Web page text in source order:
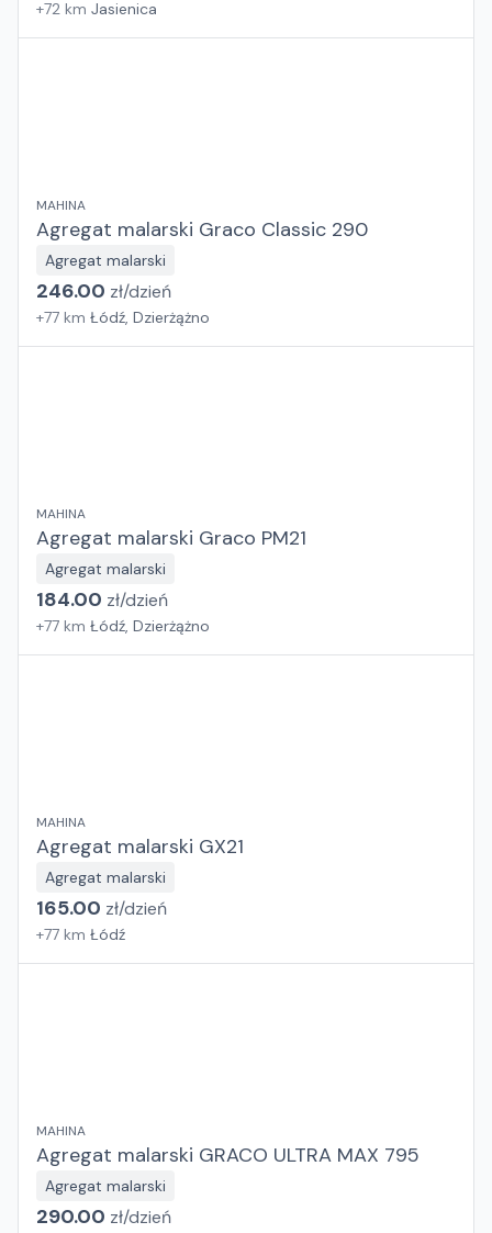
+72 km Jasienica
MAHINA
Agregat malarski Graco Classic 290
Agregat malarski
246.00 zł/dzień
+77 km Łódź, Dzierżążno
MAHINA
Agregat malarski Graco PM21
Agregat malarski
184.00 zł/dzień
+77 km Łódź, Dzierżążno
MAHINA
Agregat malarski GX21
Agregat malarski
165.00 zł/dzień
+77 km Łódź
MAHINA
Agregat malarski GRACO ULTRA MAX 795
Agregat malarski
290.00 zł/dzień